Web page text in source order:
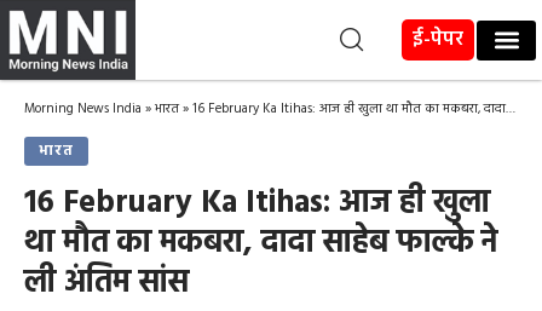
ई-पेपर
Morning News India »भारत»16 February Ka Itihas: आज ही खुला था मौत का मकबरा, दादा साहेब फाल्के ने ली अंतिम सांस
भारत
16 February Ka Itihas: आज ही खुला
था मौत का मकबरा, दादा साहेब फाल्के ने
ली अंतिम सांस